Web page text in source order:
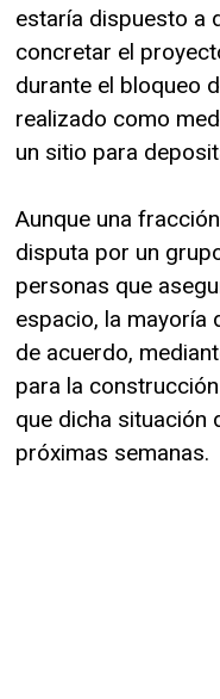
estaría dispuesto a
concretar el
durante el bloqueo
realizado como
un sitio para
Aunque una
disputa por un
personas que
espacio, la mayoría
de acuerdo,
para la
que dicha situación
próximas semanas.